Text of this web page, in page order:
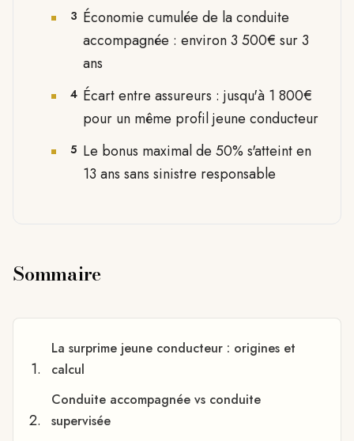
3 Économie cumulée de la conduite
accompagnée : environ 3 500€ sur 3
ans
4 Écart entre assureurs : jusqu'à 1 800€
pour un même profil jeune conducteur
5 Le bonus maximal de 50% s'atteint en
13 ans sans sinistre responsable
Sommaire
La surprime jeune conducteur : origines et
calcul
Conduite accompagnée vs conduite
supervisée